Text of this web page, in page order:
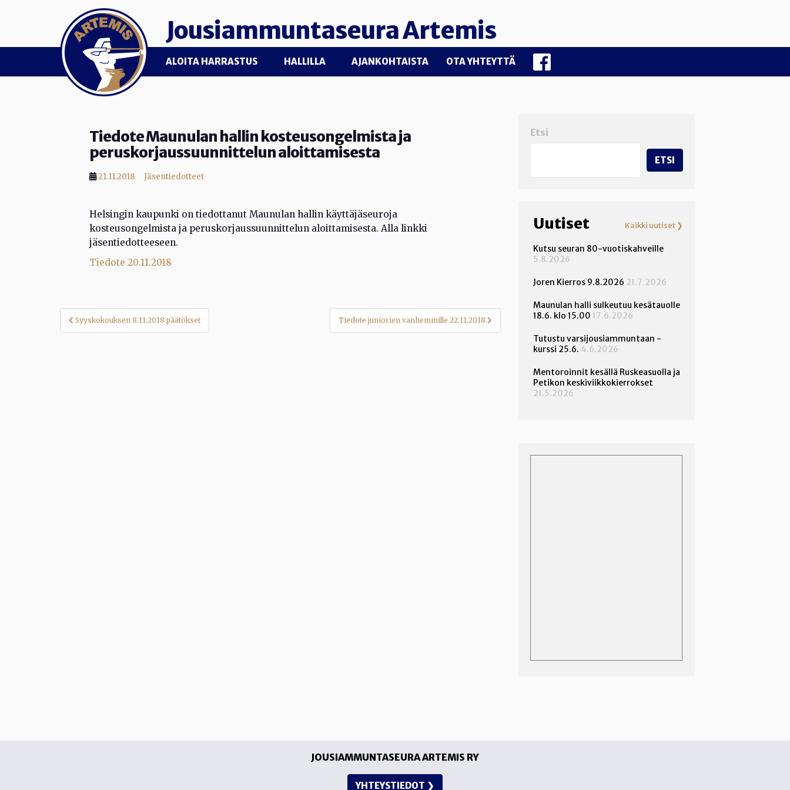
Jousiammuntaseura Artemis
ALOITA HARRASTUS HALLILLA AJANKOHTAISTA OTA YHTEYTTÄ
Tiedote Maunulan hallin kosteusongelmista ja
peruskorjaussuunnittelun aloittamisesta
21.11.2018 Jäsentiedotteet
Helsingin kaupunki on tiedottanut Maunulan hallin käyttäjäseuroja
kosteusongelmista ja peruskorjaussuunnittelun aloittamisesta. Alla linkki
jäsentiedotteeseen.
Tiedote 20.11.2018
Artikkelien
selaus
Syyskokouksen 8.11.2018 päätökset Tiedote juniorien vanhemmille 22.11.2018
Etsi
ETSI
Uutiset Kaikki uutiset ❯
Kutsu seuran 80-vuotiskahveille
5.8.2026
Joren Kierros 9.8.2026 21.7.2026
Maunulan halli sulkeutuu kesätauolle
18.6. klo 15.00 17.6.2026
Tutustu varsijousiammuntaan -
kurssi 25.6. 4.6.2026
Mentoroinnit kesällä Ruskeasuolla ja
Petikon keskiviikkokierrokset
21.5.2026
JOUSIAMMUNTASEURA ARTEMIS RY